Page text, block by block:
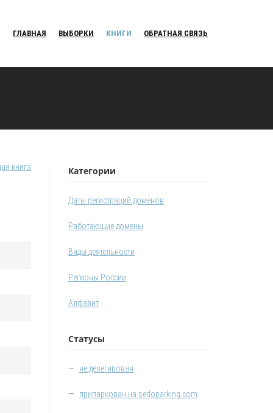
ГЛАВНАЯ ВЫБОРКИ КНИГИ ОБРАТНАЯ СВЯЗЬ
книга Категории
Даты регистраций доменов
Работающие домены
Виды деятельности
Регионы России
Алфавит
Статусы
— не делегирован
— припаркован на sedoparking.com